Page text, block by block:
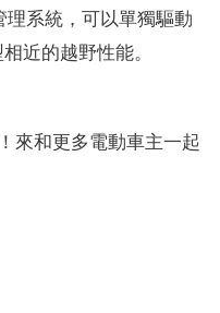
系統，可以單獨驅動
近的越野性能。
來和更多電動車主一起